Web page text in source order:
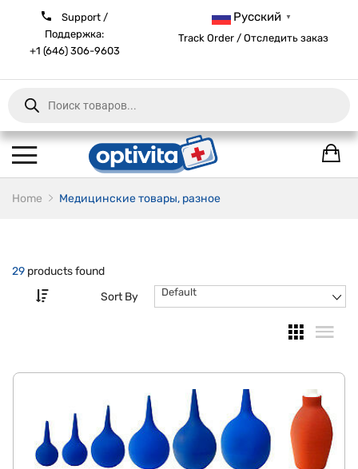
Support /
Поддержка:
+1 (646) 306-9603
Русский ▼
Track Order / Отследить заказ
Products
search
Home Медицинские товары, разное
29 products found
Sort By
Default